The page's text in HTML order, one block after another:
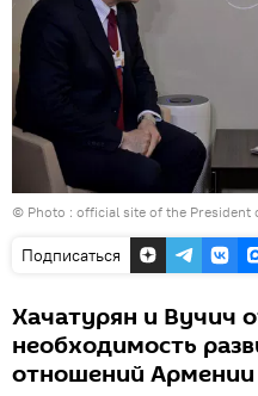
© Photo : official site of the President
Подписаться
Хачатурян и Вучич
необходимость
отношений Армении